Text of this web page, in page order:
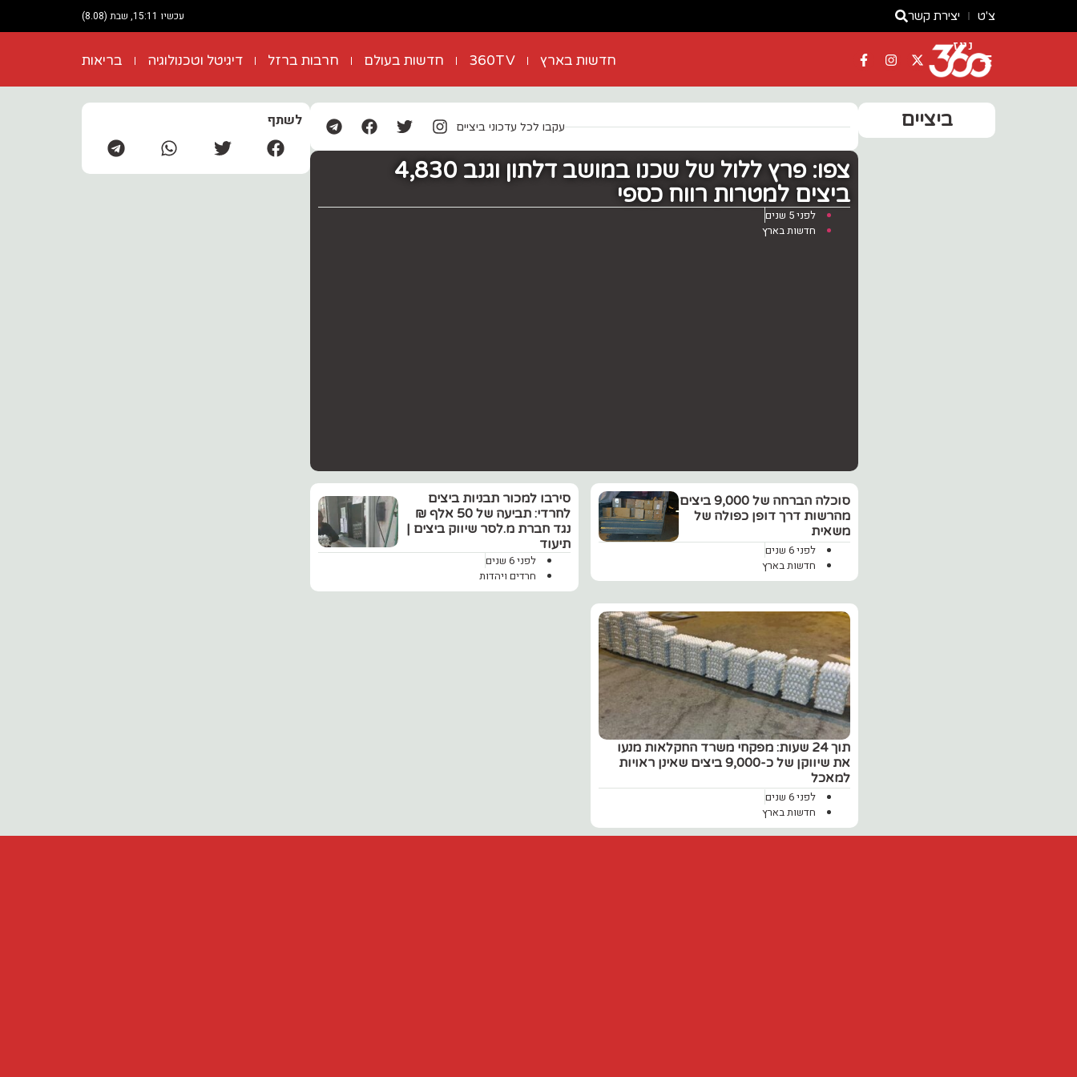
צ'ט יצירת קשר עכשיו 15:11, שבת (8.08)
ניוז
חדשות בארץ 360TV חדשות בעולם חרבות ברזל דיגיטל וטכנולוגיה בריאות
ביציים עקבו לכל עדכוני ביציים
צפו: פרץ ללול של שכנו במושב דלתון וגנב 4,830
ביצים למטרות רווח כספי
לפני 5 שנים
חדשות בארץ
סוכלה הברחה של 9,000 ביצים
מהרשות דרך דופן כפולה של
משאית
לפני 6 שנים
חדשות בארץ
סירבו למכור תבניות ביצים
לחרדי: תביעה של 50 אלף ₪
נגד חברת מ.לסר שיווק ביצים |
תיעוד
לפני 6 שנים
חרדים ויהדות
תוך 24 שעות: מפקחי משרד החקלאות מנעו
את שיווקן של כ-9,000 ביצים שאינן ראויות
למאכל
לפני 6 שנים
חדשות בארץ
לשתף